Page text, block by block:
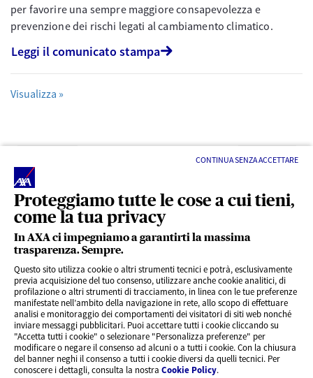
Proteggiamo tutte le cose a cui tieni,
come la tua privacy
In AXA ci impegniamo a garantirti la massima
trasparenza. Sempre.
Questo sito utilizza cookie o altri strumenti tecnici e potrà, esclusivamente
previa acquisizione del tuo consenso, utilizzare anche cookie analitici, di
profilazione o altri strumenti di tracciamento, in linea con le tue preferenze
manifestate nell’ambito della navigazione in rete, allo scopo di effettuare
analisi e monitoraggio dei comportamenti dei visitatori di siti web nonché
inviare messaggi pubblicitari. Puoi accettare tutti i cookie cliccando su
"Accetta tutti i cookie" o selezionare "Personalizza preferenze" per
modificare o negare il consenso ad alcuni o a tutti i cookie. Con la chiusura
del banner neghi il consenso a tutti i cookie diversi da quelli tecnici. Per
conoscere i dettagli, consulta la nostra Cookie Policy.
CONTINUA SENZA ACCETTARE
per favorire una sempre maggiore consapevolezza e
prevenzione dei rischi legati al cambiamento climatico.
Leggi il comunicato stampa
Visualizza »
Successivo
CONTENUTI INTERESSANTI
BLOG